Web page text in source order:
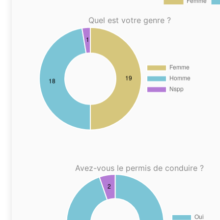
Quel est votre genre ?
Avez-vous le permis de conduire ?